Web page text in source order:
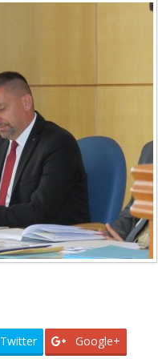
Twitter Google+